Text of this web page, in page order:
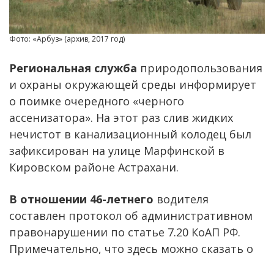
Фото: «Арбуз» (архив, 2017 год)
Региональная служба природопользования
и охраны окружающей среды информирует
о поимке очередного «черного
ассенизатора». На этот раз слив жидких
нечистот в канализационный колодец был
зафиксирован на улице Марфинской в
Кировском районе Астрахани.
В отношении 46-летнего водителя
составлен протокол об административном
правонарушении по статье 7.20 КоАП РФ.
Примечательно, что здесь можно сказать о